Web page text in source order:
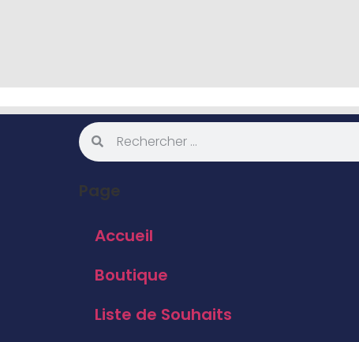
Page
Accueil
Boutique
Liste de Souhaits